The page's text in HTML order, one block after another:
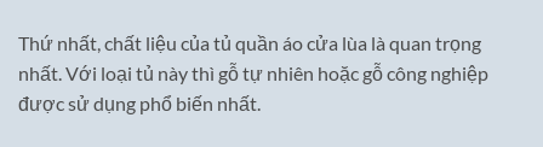
Thứ nhất, chất liệu của tủ quần áo cửa lùa là quan trọng
nhất. Với loại tủ này thì gỗ tự nhiên hoặc gỗ công nghiệp
được sử dụng phổ biến nhất.